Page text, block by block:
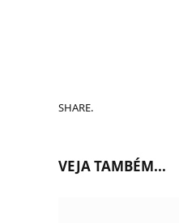
SHARE.
VEJA TAMBÉM...